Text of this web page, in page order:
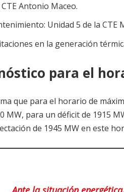
Antonio Maceo.
Unidad 5 de la CTE
en la generación
para el
que para el horario de
MW, para un déficit de 1915
de 1945 MW en este